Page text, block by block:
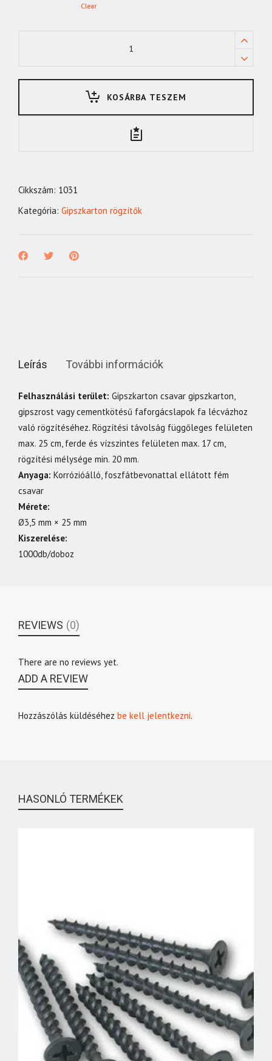
Clear
KOSÁRBA TESZEM
Cikkszám: 1031
Kategória: Gipszkarton rögzítők
Leírás További információk
Felhasználási terület: Gipszkarton csavar gipszkarton,
gipszrost vagy cementkötésű faforgácslapok fa lécvázhoz
való rögzítéséhez. Rögzítési távolság függőleges felületen
max. 25 cm, ferde és vízszintes felületen max. 17 cm,
rögzítési mélysége min. 20 mm.
Anyaga: Korrózióálló, foszfátbevonattal ellátott fém
csavar
Mérete:
Ø3,5 mm × 25 mm
Kiszerelése:
1000db/doboz
REVIEWS (0)
There are no reviews yet.
ADD A REVIEW
Hozzászólás küldéséhez be kell jelentkezni.
HASONLÓ TERMÉKEK